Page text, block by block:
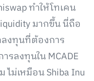
ทำให้โทเคน
มากขึ้น นี่ถือ
งทุนที่ต้องการ
รลงทุนใน MCADE
ไม่เหมือน Shiba Inu